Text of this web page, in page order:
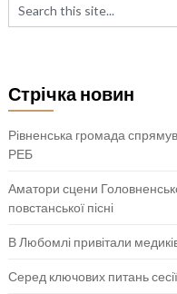
Стрічка новин
Рівненська громада
РЕБ
Аматори сцени
повстанської пісні
В Любомлі привітали
Серед ключових питань